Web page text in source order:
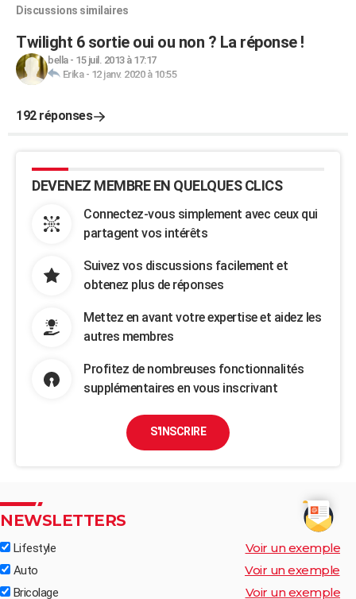
Discussions similaires
Twilight 6 sortie oui ou non ? La réponse !
bella- 15 juil. 2013 à 17:17
Erika- 12 janv. 2020 à 10:55
192 réponses
DEVENEZ MEMBRE EN QUELQUES CLICS
Connectez-vous simplement avec ceux qui
partagent vos intérêts
Suivez vos discussions facilement et
obtenez plus de réponses
Mettez en avant votre expertise et aidez les
autres membres
Profitez de nombreuses fonctionnalités
supplémentaires en vous inscrivant
S'INSCRIRE
NEWSLETTERS
Lifestyle Voir un exemple
Auto Voir un exemple
Bricolage Voir un exemple